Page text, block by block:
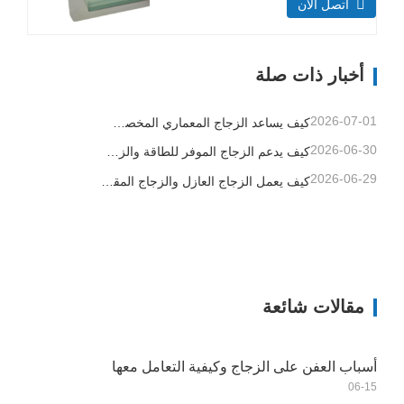
قدرة تحمل الأحمال ومقاومة الصدمات.
اتصل الآن
أخبار ذات صلة
2026-07-01
كيف يدعم الزجاج الموفر للطاقة والزجاج المصفح والزجاج المطبوع تصميم المباني الأفضل 2026-06-30
2026-06-29
مقالات شائعة
أسباب العفن على الزجاج وكيفية التعامل معها
06-15